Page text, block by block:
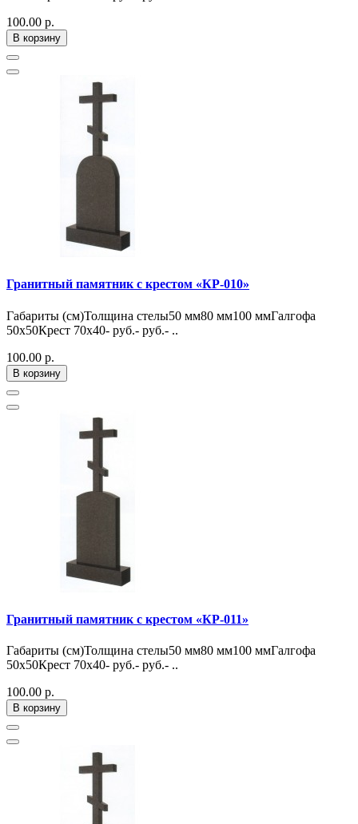
100.00 р.
В корзину
Гранитный памятник с крестом «КР-010»
Габариты (см)Толщина стелы50 мм80 мм100 ммГалгофа
50х50Крест 70х40- руб.- руб.- ..
100.00 р.
В корзину
Гранитный памятник с крестом «КР-011»
Габариты (см)Толщина стелы50 мм80 мм100 ммГалгофа
50х50Крест 70х40- руб.- руб.- ..
100.00 р.
В корзину